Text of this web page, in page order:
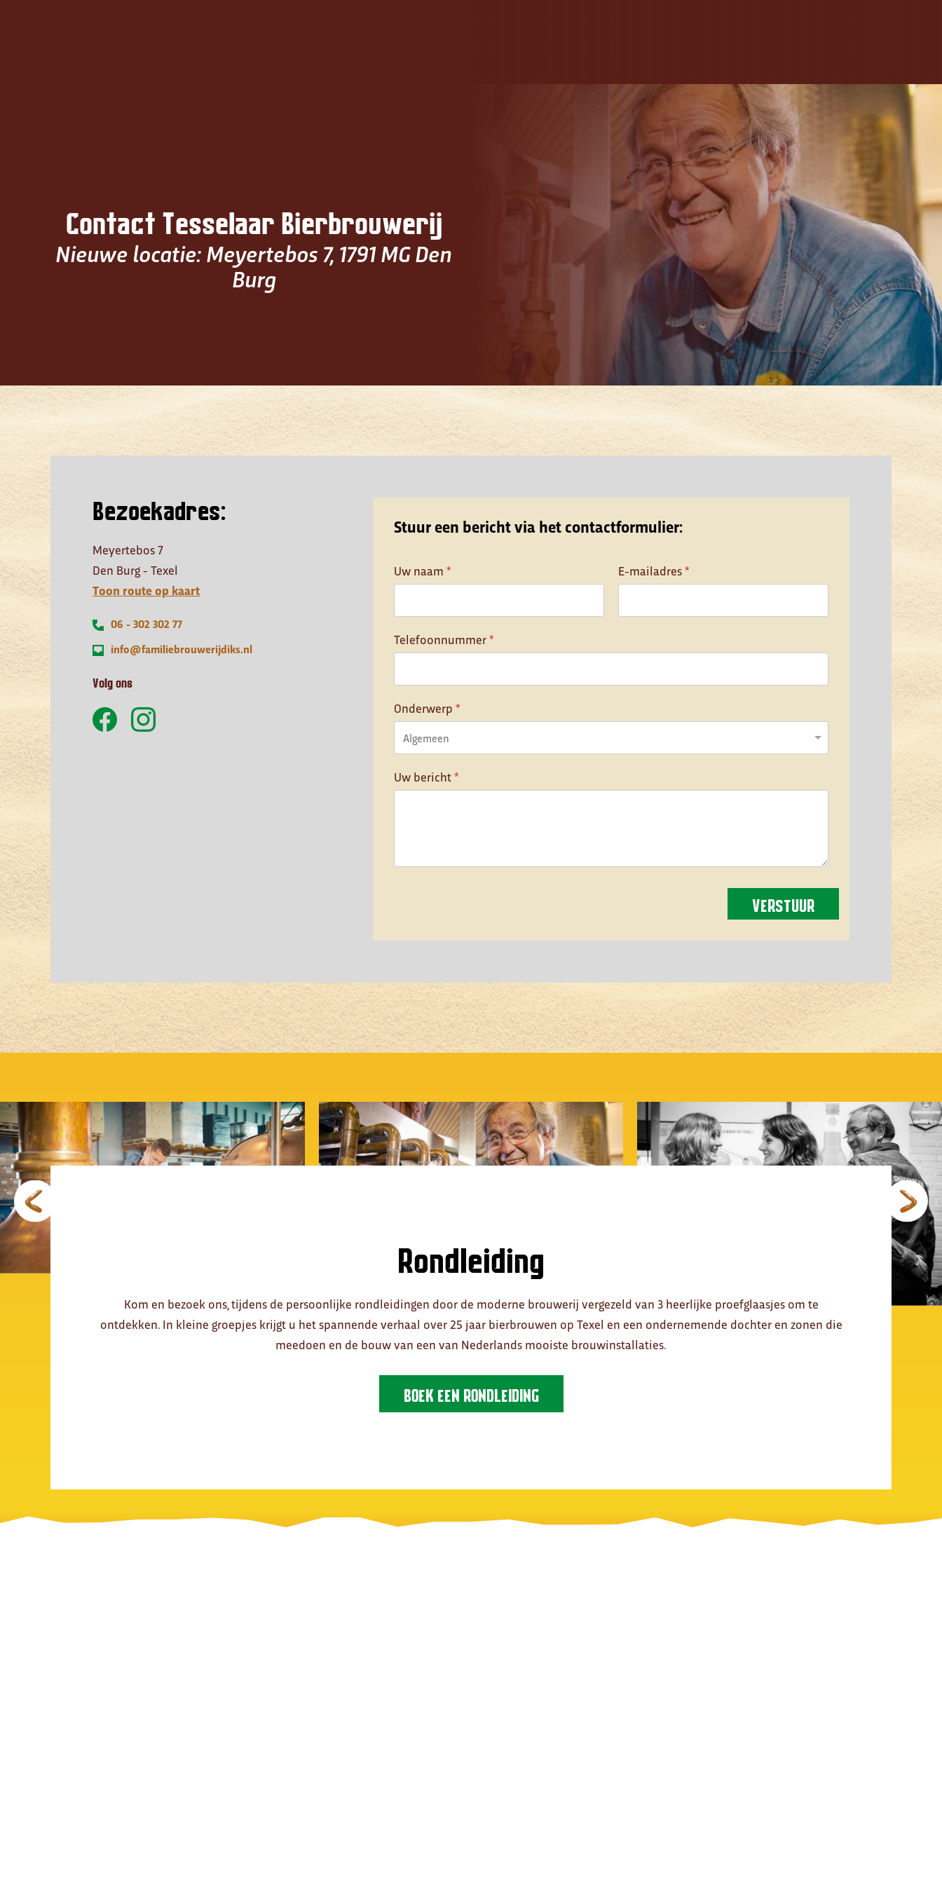
Contact Tesselaar Bierbrouwerij
Nieuwe locatie: Meyertebos 7, 1791 MG Den
Burg
Bezoekadres:
Meyertebos 7
Den Burg - Texel
Toon route op kaart
06 - 302 302 77
info@familiebrouwerijdiks.nl
Volg ons
Stuur een bericht via het contactformulier:
Uw naam * E-mailadres*
Telefoonnummer*
Onderwerp *
Uw bericht*
VERSTUUR
Rondleiding
Kom en bezoek ons, tijdens de persoonlijke rondleidingen door de moderne brouwerij vergezeld van 3 heerlijke proefglaasjes om te
ontdekken. In kleine groepjes krijgt u het spannende verhaal over 25 jaar bierbrouwen op Texel en een ondernemende dochter en zonen die
meedoen en de bouw van een van Nederlands mooiste brouwinstallaties.
BOEK EEN RONDLEIDING